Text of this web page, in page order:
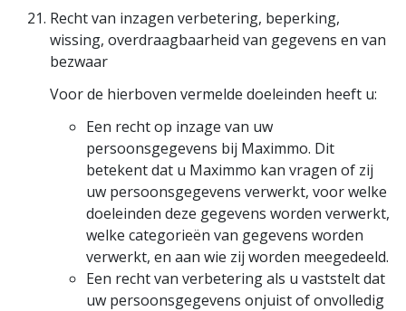
Recht van inzagen verbetering, beperking,
wissing, overdraagbaarheid van gegevens en van
bezwaar
Voor de hierboven vermelde doeleinden heeft u:
Een recht op inzage van uw
persoonsgegevens bij Maximmo. Dit
betekent dat u Maximmo kan vragen of zij
uw persoonsgegevens verwerkt, voor welke
doeleinden deze gegevens worden verwerkt,
welke categorieën van gegevens worden
verwerkt, en aan wie zij worden meegedeeld.
Een recht van verbetering als u vaststelt dat
uw persoonsgegevens onjuist of onvolledig